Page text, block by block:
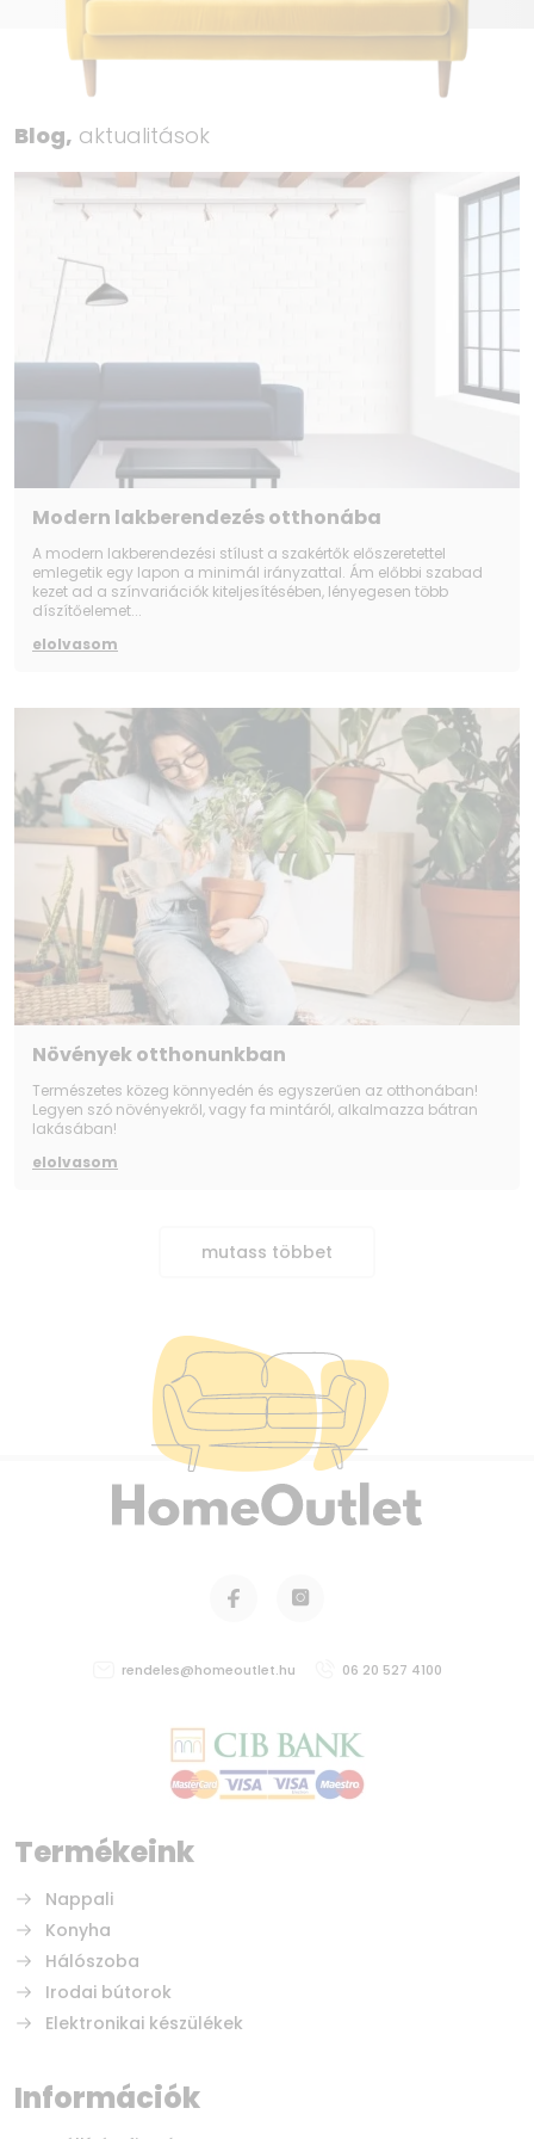
Blog, aktualitások
Modern lakberendezés otthonába
A modern lakberendezési stílust a szakértők előszeretettel
emlegetik egy lapon a minimál irányzattal. Ám előbbi szabad
kezet ad a színvariációk kiteljesítésében, lényegesen több
díszítőelemet...
elolvasom
Növények otthonunkban
Természetes közeg könnyedén és egyszerűen az otthonában!
Legyen szó növényekről, vagy fa mintáról, alkalmazza bátran
lakásában!
elolvasom
mutass többet
Termékeink
Nappali
Konyha
Hálószoba
Irodai bútorok
Elektronikai készülékek
rendeles@homeoutlet.hu 06 20 527 4100
Információk